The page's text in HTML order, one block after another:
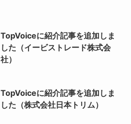
TopVoiceに紹介記事を追加しま
した（イービストレード株式会
社）
TopVoiceに紹介記事を追加しま
した（株式会社日本トリム）